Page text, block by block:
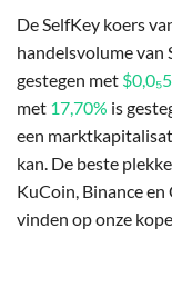
De SelfKey koers
handelsvolume van
gestegen met
met 17,70% is
een
kan. De beste
KuCoin, Binance en
vinden op onze